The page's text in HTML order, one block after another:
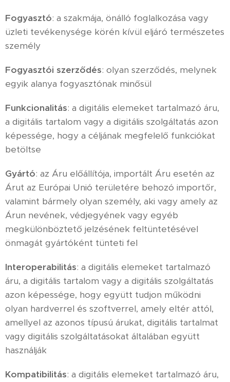
Fogyasztó: a szakmája, önálló foglalkozása vagy
üzleti tevékenysége körén kívül eljáró természetes
személy
Fogyasztói szerződés: olyan szerződés, melynek
egyik alanya fogyasztónak minősül
Funkcionalitás: a digitális elemeket tartalmazó áru,
a digitális tartalom vagy a digitális szolgáltatás azon
képessége, hogy a céljának megfelelő funkciókat
betöltse
Gyártó: az Áru előállítója, importált Áru esetén az
Árut az Európai Unió területére behozó importőr,
valamint bármely olyan személy, aki vagy amely az
Árun nevének, védjegyének vagy egyéb
megkülönböztető jelzésének feltüntetésével
önmagát gyártóként tünteti fel
Interoperabilitás: a digitális elemeket tartalmazó
áru, a digitális tartalom vagy a digitális szolgáltatás
azon képessége, hogy együtt tudjon működni
olyan hardverrel és szoftverrel, amely eltér attól,
amellyel az azonos típusú árukat, digitális tartalmat
vagy digitális szolgáltatásokat általában együtt
használják
Kompatibilitás: a digitális elemeket tartalmazó áru,